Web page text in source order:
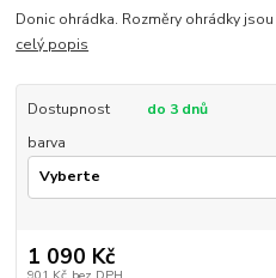
Donic ohrádka. Rozměry ohrádky
celý popis
Dostupnost
do 3 dnů
barva
1 090 Kč